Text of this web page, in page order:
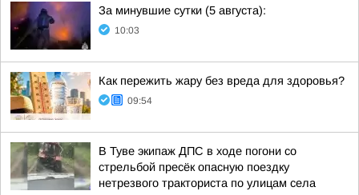
За минувшие сутки (5 августа):
10:03
Как пережить жару без вреда для здоровья?
09:54
В Туве экипаж ДПС в ходе погони со
стрельбой пресёк опасную поездку
нетрезвого тракториста по улицам села